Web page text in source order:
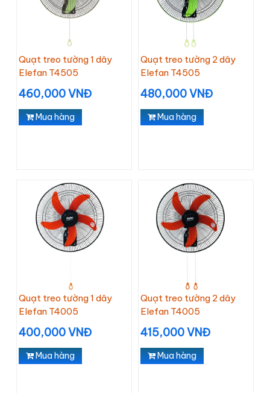
Quạt treo tường 1 dây
Elefan T4505
460,000 VNĐ
Mua hàng
Quạt treo tường 2 dây
Elefan T4505
480,000 VNĐ
Mua hàng
Quạt treo tường 1 dây
Elefan T4005
400,000 VNĐ
Mua hàng
Quạt treo tường 2 dây
Elefan T4005
415,000 VNĐ
Mua hàng